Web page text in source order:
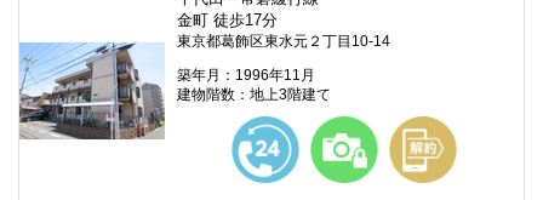
金町 徒歩17分
東京都葛飾区東水元２丁目10-14
築年月：1996年11月
建物階数：地上3階建て